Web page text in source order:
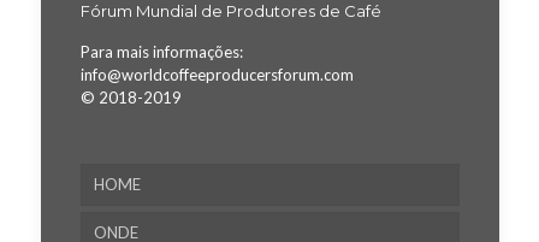
Fórum Mundial de Produtores de Café
Para mais informações:
info@worldcoffeeproducersforum.com
© 2018-2019
HOME
ONDE